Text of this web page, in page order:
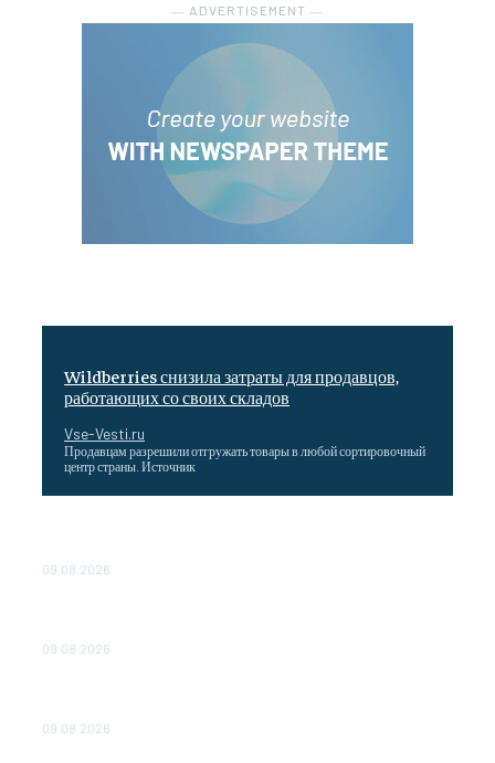
― ADVERTISEMENT ―
Wildberries снизила затраты для продавцов,
работающих со своих складов
Vse-Vesti.ru
Продавцам разрешили отгружать товары в любой сортировочный
центр страны. Источник
09.08.2026
09.08.2026
09.08.2026